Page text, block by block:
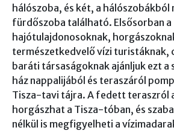
hálószoba, és két, a hálószobákból
fürdőszoba található. Elsősorban a
hajótulajdonosoknak,
természetkedvelő vízi turistáknak,
baráti társaságoknak ajánljuk ezt a
ház nappalijából és teraszáról
Tisza-tavi tájra. A fedett teraszról
horgászhat a Tisza-tóban, és
nélkül is megfigyelheti a